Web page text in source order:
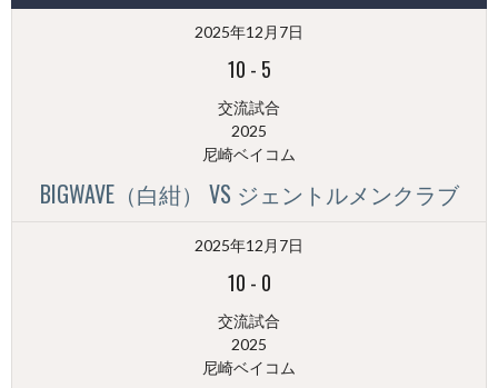
（月
2025年12月7日
10 - 5
交流試合
2025
尼崎ベイコム
BIGWAVE（白紺） VS ジェントルメンクラブ
2025年12月7日
10 - 0
交流試合
2025
尼崎ベイコム